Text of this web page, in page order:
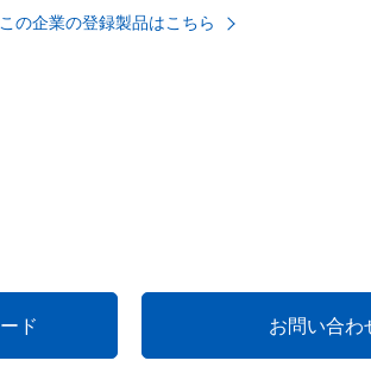
この企業の登録製品はこちら